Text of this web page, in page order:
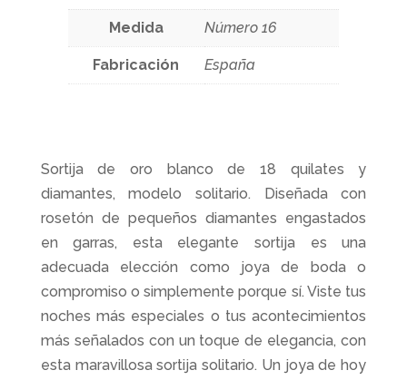
Medida Número 16
Fabricación España
Sortija de oro blanco de 18 quilates y
diamantes, modelo solitario. Diseñada con
rosetón de pequeños diamantes engastados
en garras, esta elegante sortija es una
adecuada elección como joya de boda o
compromiso o simplemente porque sí. Viste tus
noches más especiales o tus acontecimientos
más señalados con un toque de elegancia, con
esta maravillosa sortija solitario. Un joya de hoy